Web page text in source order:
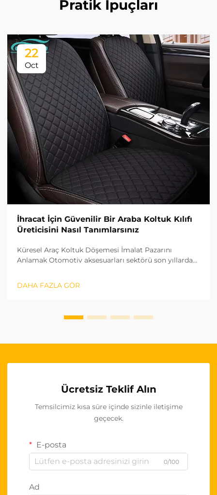
Pratik İpuçları
22
Oct
İhracat İçin Güvenilir Bir Araba Koltuk Kılıfı
Üreticisini Nasıl Tanımlarsınız
Küresel Araç Koltuk Döşemesi İmalat Pazarını
Anlamak Otomotiv aksesuarları sektörü son yıllarda
kapakları önemli bir segment haline geldi. Uluslararası
pazarlara girmeyi hedefleyen işletmeler için...
DAHA FAZLA GÖR
Ücretsiz Teklif Alın
Temsilcimiz kısa süre içinde sizinle iletişime
geçecek.
E-posta
0/100
Ad